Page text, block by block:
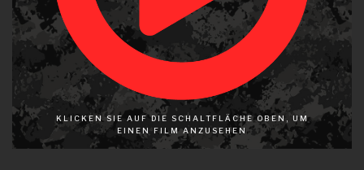
KLICKEN SIE AUF DIE SCHALTFLÄCHE OBEN, UM
EINEN FILM ANZUSEHEN